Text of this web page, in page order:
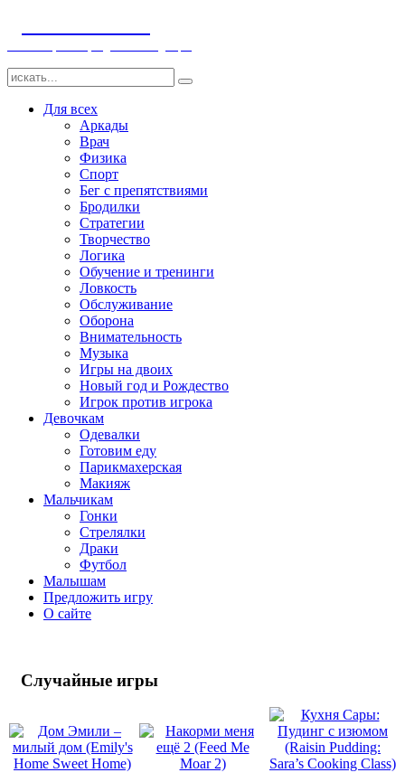
Для всех
Аркады
Врач
Физика
Спорт
Бег с препятствиями
Бродилки
Стратегии
Творчество
Логика
Обучение и тренинги
Ловкость
Обслуживание
Оборона
Внимательность
Музыка
Игры на двоих
Новый год и Рождество
Игрок против игрока
Девочкам
Одевалки
Готовим еду
Парикмахерская
Макияж
Мальчикам
Гонки
Стрелялки
Драки
Футбол
Малышам
Предложить игру
О сайте
Случайные игры